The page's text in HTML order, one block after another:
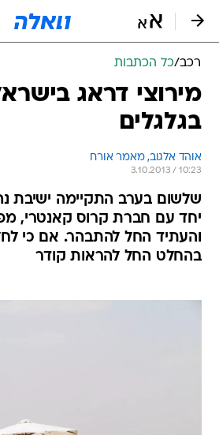
רכב/כל הכתבות
מירוצי דראג
בגלגלים
אוהד אלגוב, מאמר אורח
3.10.2013 / 10:23
שלשום בערב התקיימה ישיבת
יחד עם חברת קרוס קאנטרי,
והעתיד החל להתבהר. אם כי
בהחלט החל להראות קודר